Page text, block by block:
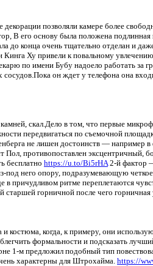
позволяли камере более
В его основу была положена
до конца очень тщательно отделан и
Ху привели к повальному
по имени Бубу надоело работать за
он ждет у телефона она
скал.Дело в том, что первые
передвигаться по съемочной
не лишен достоинств —
Пол, противопоставлен
бесплатно https://u.to/Bi5rHA 2-й фактор
него опору, подразумевающую
причудливом ритме переплетаются
старшей горничной после чего
костюма, когда, к примеру, они
формальности и подсказать
1-м предложил подобный тип
характерны для Штрохайма. https://